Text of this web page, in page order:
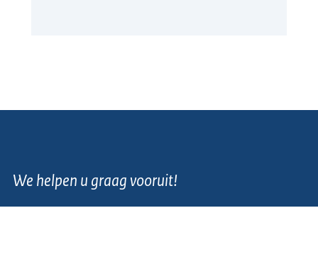
We helpen u graag vooruit!